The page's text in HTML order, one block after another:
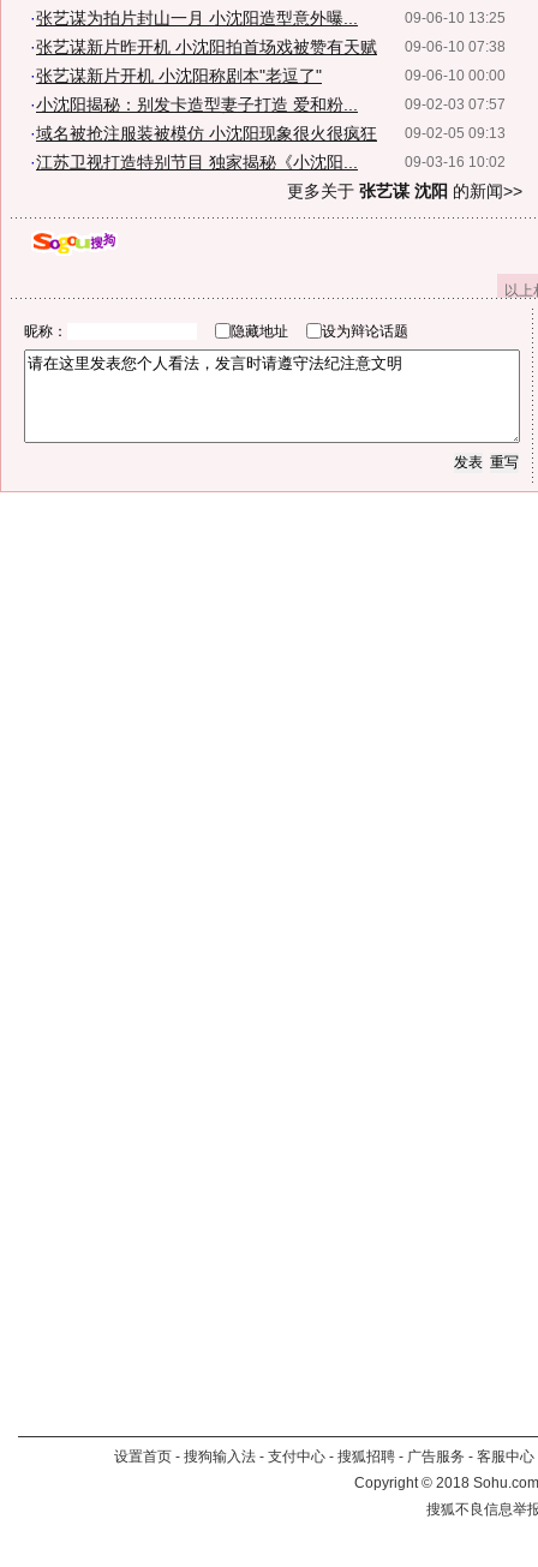
09-06-10 13:25
·张艺谋为拍片封山一月 小沈阳造型意外曝...
09-06-10 07:38
·张艺谋新片昨开机 小沈阳拍首场戏被赞有天赋
09-06-10 00:00
·张艺谋新片开机 小沈阳称剧本"老逗了"
09-02-03 07:57
·小沈阳揭秘：别发卡造型妻子打造 爱和粉...
09-02-05 09:13
·域名被抢注服装被模仿 小沈阳现象很火很疯狂
09-03-16 10:02
·江苏卫视打造特别节目 独家揭秘《小沈阳...
更多关于 张艺谋 沈阳 的新闻>>
以
昵称： 隐藏地址 设为辩论话题
设置首页 - 搜狗输入法 - 支付中心 - 搜狐招聘 - 广告服务 - 客服中心
Copyright©2018
搜狐不良信息举